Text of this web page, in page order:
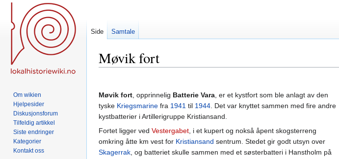
Møvik fort
til
navigering
til
søk
Møvik fort, opprinnelig Batterie Vara, er et kystfort som ble anlagt av den
tyske Kriegsmarine fra 1941 til 1944. Det var knyttet sammen med fire andre
kystbatterier i Artillerigruppe Kristiansand.
Fortet ligger ved Vestergabet, i et kupert og nokså åpent skogsterreng
omkring åtte km vest for Kristiansand sentrum. Stedet gir godt utsyn over
Skagerrak, og batteriet skulle sammen med et søsterbatteri i Hanstholm på
Side Samtale
Om wikien
Hjelpesider
Diskusjonsforum
Tilfeldig artikkel
Siste endringer
Kategorier
Kontakt oss